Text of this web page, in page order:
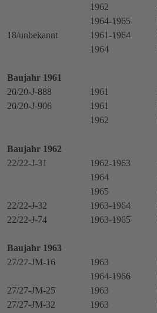
1962
1964-1965
18/unbekannt
1961-1964
1964
Baujahr 1961
20/20-J-888
1961
20/20-J-906
1961
1962
Baujahr 1962
22/22-J-31
1962-1963
1964
1965
22/22-J-32
1963-1964
22/22-J-74
1963-1965
Baujahr 1963
27/27-JM-16
1963
1964-1966
27/27-JM-25
1963
27/27-JM-32
1963